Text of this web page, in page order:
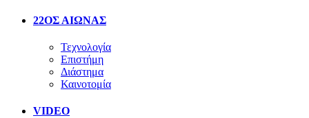
22ΟΣ ΑΙΩΝΑΣ
Τεχνολογία
Επιστήμη
Διάστημα
Καινοτομία
VIDEO